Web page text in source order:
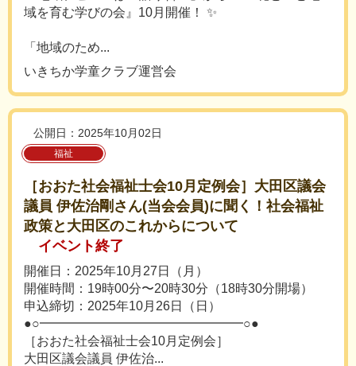
域を育む学びの会』10月開催！ ✨
「地域のため...
いきちか学童クラブ運営会
公開日：2025年10月02日
福祉
［おおた社会福祉士会10月定例会］大田区議会
議員 伊佐治剛さん(当会会員)に聞く！社会福祉
政策と大田区のこれからについて
イベント終了
開催日：2025年10月27日（月）
開催時間：19時00分〜20時30分（18時30分開場）
申込締切：2025年10月26日（日）
●○━━━━━━━━━━━━━━━━○●
［おおた社会福祉士会10月定例会］
大田区議会議員 伊佐治...